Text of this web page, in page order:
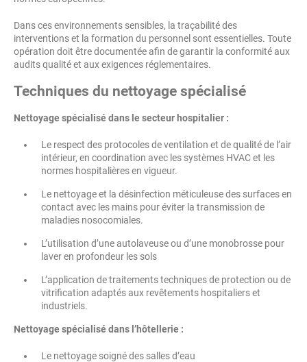
Dans ces environnements sensibles, la traçabilité des
interventions et la formation du personnel sont essentielles. Toute
opération doit être documentée afin de garantir la conformité aux
audits qualité et aux exigences réglementaires.
Techniques du nettoyage spécialisé
Nettoyage spécialisé dans le secteur hospitalier :
Le respect des protocoles de ventilation et de qualité de l’air
intérieur, en coordination avec les systèmes HVAC et les
normes hospitalières en vigueur.
Le nettoyage et la désinfection méticuleuse des surfaces en
contact avec les mains pour éviter la transmission de
maladies nosocomiales.
L’utilisation d’une autolaveuse ou d’une monobrosse pour
laver en profondeur les sols
L’application de traitements techniques de protection ou de
vitrification adaptés aux revêtements hospitaliers et
industriels.
Nettoyage spécialisé dans l’hôtellerie :
Le nettoyage soigné des salles d’eau